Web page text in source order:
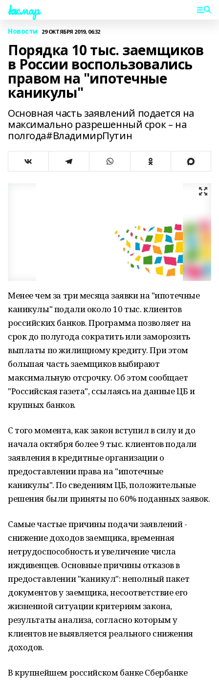
Һаҡмар
Новости 29 ОКТЯБРЯ 2019, 06:32
Порядка 10 тыс. заемщиков
в России воспользовались
правом на "ипотечные
каникулы"
Основная часть заявлений подается на
максимально разрешенный срок – на
полгода#ВладимирПутин
Менее чем за три месяца заявки на "ипотечные
каникулы" подали около 10 тыс. клиентов
российских банков. Программа позволяет на
срок до полугода сократить или заморозить
выплаты по жилищному кредиту. При этом
большая часть заемщиков выбирают
максимальную отсрочку. Об этом сообщает
"Российская газета", ссылаясь на данные ЦБ и
крупных банков.
С того момента, как закон вступил в силу и до
начала октября более 9 тыс. клиентов подали
заявления в кредитные организации о
предоставлении права на "ипотечные
каникулы". По сведениям ЦБ, положительные
решения были приняты по 60% поданных заявок.
Самые частые причины подачи заявлений -
снижение доходов заемщика, временная
нетрудоспособность и увеличение числа
иждивенцев. Основные причины отказов в
предоставлении "каникул": неполный пакет
документов у заемщика, несоответствие его
жизненной ситуации критериям закона,
результаты анализа, согласно которым у
клиентов не выявляется реального снижения
доходов.
В крупнейшем российском банке Сбербанке